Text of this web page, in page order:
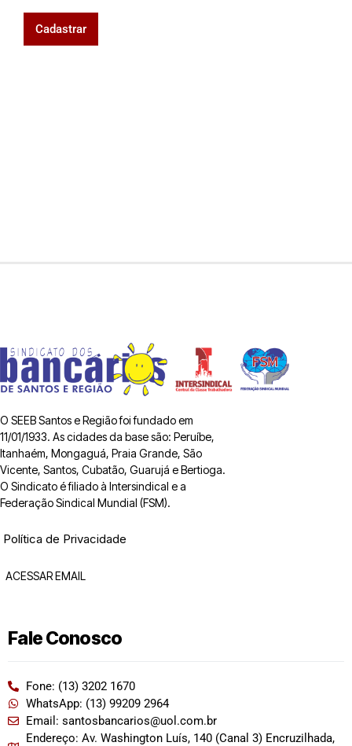
Cadastrar
O SEEB Santos e Região foi fundado em
11/01/1933. As cidades da base são: Peruíbe,
Itanhaém, Mongaguá, Praia Grande, São
Vicente, Santos, Cubatão, Guarujá e Bertioga.
O Sindicato é filiado à Intersindical e a
Federação Sindical Mundial (FSM).
Política de Privacidade
ACESSAR EMAIL
Fale Conosco
Fone: (13) 3202 1670
WhatsApp: (13) 99209 2964
Email: santosbancarios@uol.com.br
Endereço: Av. Washington Luís, 140 (Canal 3) Encruzilhada,